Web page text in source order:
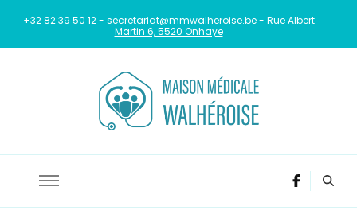
+32 82 39 50 12- secretariat@mmwalheroise.be- Rue Albert
Martin 6, 5520 Onhaye